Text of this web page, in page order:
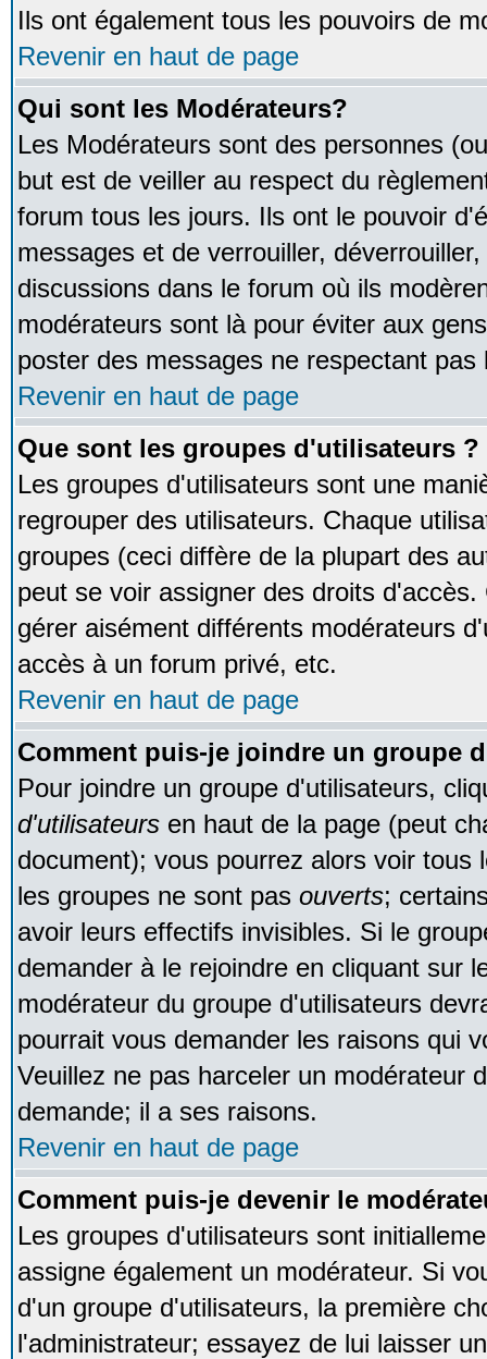
Ils ont également tous les pouvoirs de
Revenir en haut de page
Qui sont les Modérateurs?
Les Modérateurs sont des personnes
but est de veiller au respect du
forum tous les jours. Ils ont le pouvoir
messages et de verrouiller,
discussions dans le forum où ils
modérateurs sont là pour éviter aux
poster des messages ne respectant pas
Revenir en haut de page
Que sont les groupes d'utilisateurs ?
Les groupes d'utilisateurs sont une
regrouper des utilisateurs. Chaque
groupes (ceci diffère de la plupart des
peut se voir assigner des droits
gérer aisément différents modérateurs
accès à un forum privé, etc.
Revenir en haut de page
Comment puis-je joindre un groupe
Pour joindre un groupe d'utilisateurs,
d'utilisateurs en haut de la page (peut
document); vous pourrez alors voir tous
les groupes ne sont pas ouverts;
avoir leurs effectifs invisibles. Si le
demander à le rejoindre en cliquant sur
modérateur du groupe d'utilisateurs
pourrait vous demander les raisons qui
Veuillez ne pas harceler un modérateur
demande; il a ses raisons.
Revenir en haut de page
Comment puis-je devenir le
Les groupes d'utilisateurs sont
assigne également un modérateur. Si
d'un groupe d'utilisateurs, la première
l'administrateur; essayez de lui laisser